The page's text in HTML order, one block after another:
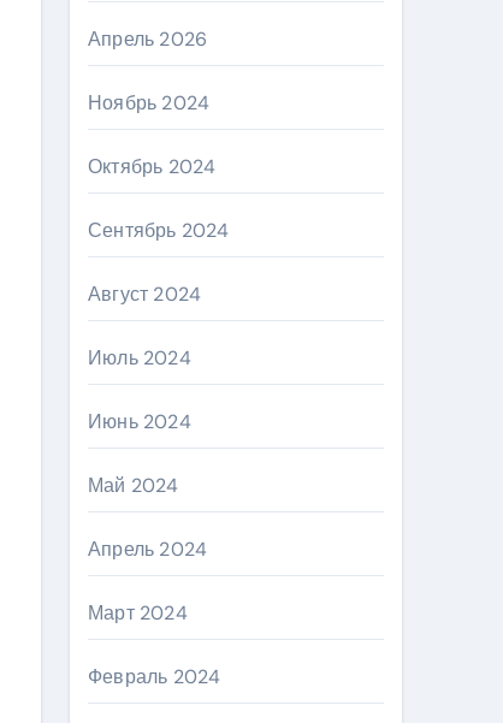
Апрель 2026
Ноябрь 2024
Октябрь 2024
Сентябрь 2024
Август 2024
Июль 2024
Июнь 2024
Май 2024
Апрель 2024
Март 2024
Февраль 2024